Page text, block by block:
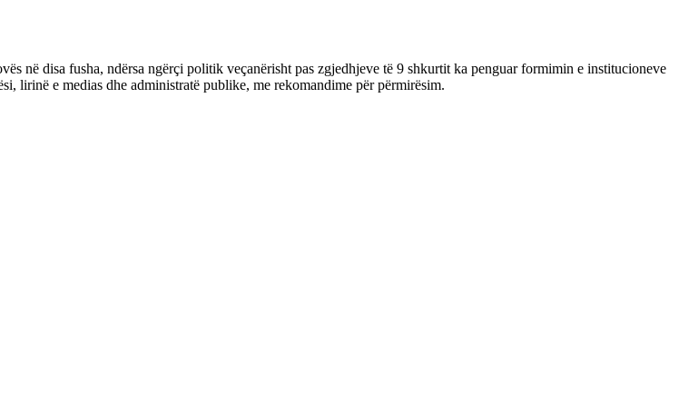
në disa fusha, ndërsa ngërçi politik veçanërisht pas zgjedhjeve të 9 shkurtit ka penguar formimin e institucioneve
lirinë e medias dhe administratë publike, me rekomandime për përmirësim.